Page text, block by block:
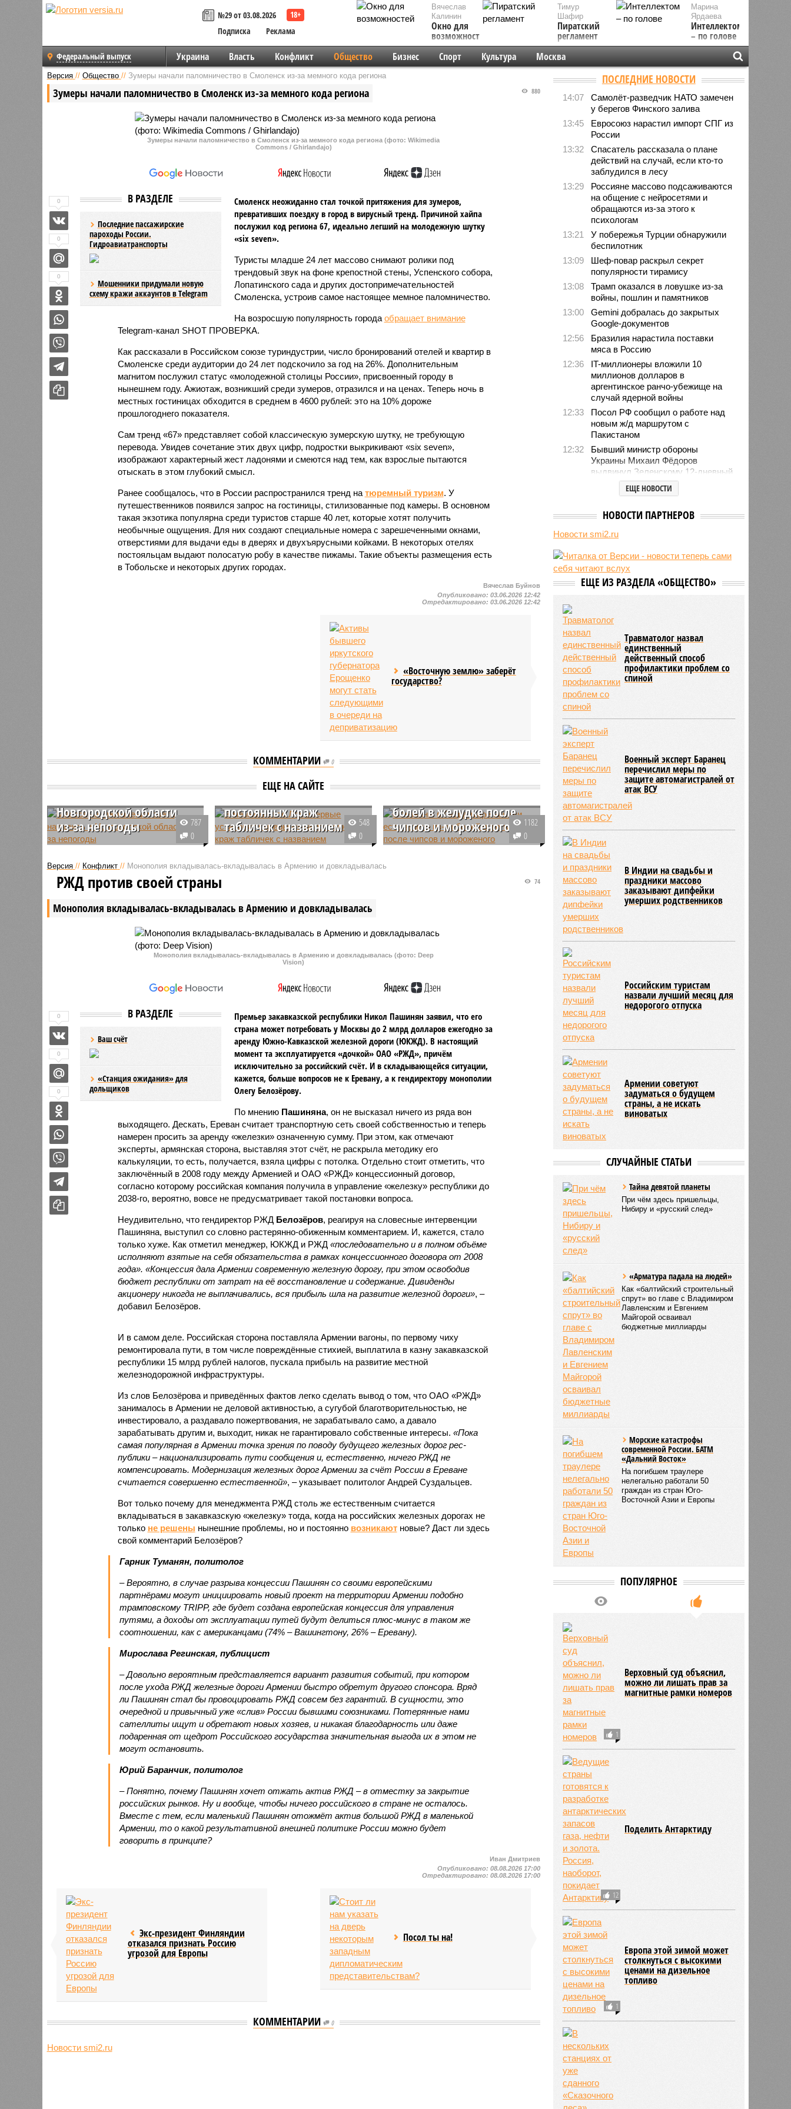
№29 от 03.08.2026
Подписка
Реклама
Вячеслав
Калинин
Окно для
возможностей
Марина
Ярдаева
Интеллектом
– по голове
Тимур
Шафир
Пиратский
регламент
Федеральный выпуск Украина Власть Конфликт Общество Бизнес Спорт Культура Москва
Версия // Общество // Зумеры начали паломничество в Смоленск из-за мемного кода региона
Зумеры начали паломничество в Смоленск из-за мемного кода региона 880
Зумеры начали паломничество в Смоленск из-за мемного кода региона (фото: Wikimedia
Commons / Ghirlandajo)
В РАЗДЕЛЕ
Последние пассажирские
пароходы России.
Гидроавиатранспорты
Мошенники придумали новую
схему кражи аккаунтов в Telegram
Смоленск неожиданно стал точкой притяжения для зумеров,
превративших поездку в город в вирусный тренд. Причиной хайпа
послужил код региона 67, идеально легший на молодежную шутку
«six seven».
Туристы младше 24 лет массово снимают ролики под
трендовый звук на фоне крепостной стены, Успенского собора,
Лопатинского сада и других достопримечательностей
Смоленска, устроив самое настоящее мемное паломничество.
На возросшую популярность города обращает внимание
Telegram-канал SHOT ПРОВЕРКА.
Как рассказали в Российском союзе туриндустрии, число бронирований отелей и квартир в
Смоленске среди аудитории до 24 лет подскочило за год на 26%. Дополнительным
магнитом послужил статус «молодежной столицы России», присвоенный городу в
нынешнем году. Ажиотаж, возникший среди зумеров, отразился и на ценах. Теперь ночь в
местных гостиницах обходится в среднем в 4600 рублей: это на 10% дороже
прошлогоднего показателя.
Сам тренд «67» представляет собой классическую зумерскую шутку, не требующую
перевода. Увидев сочетание этих двух цифр, подростки выкрикивают «six seven»,
изображают характерный жест ладонями и смеются над тем, как взрослые пытаются
отыскать в этом глубокий смысл.
Ранее сообщалось, что в России распространился тренд на тюремный туризм. У
путешественников появился запрос на гостиницы, стилизованные под камеры. В основном
такая экзотика популярна среди туристов старше 40 лет, которые хотят получить
необычные ощущения. Для них создают специальные номера с зарешеченными окнами,
отверстиями для выдачи еды в дверях и двухъярусными койками. В некоторых отелях
постояльцам выдают полосатую робу в качестве пижамы. Такие объекты размещения есть
в Тобольске и некоторых других городах.
0
0
0
Вячеслав Буйнов
Опубликовано:03.06.2026 12:42
Отредактировано:03.06.2026 12:42
«Восточную землю» заберёт
государство?
КОММЕНТАРИИ 0
ЕЩЕ НА САЙТЕ
Массовые отключения
Новгородской области
из-за непогоды
Непогода накрыла Новгородскую
без электроэнергии из-за
циклона, который пришел в
787
0
В мемном селе Лох
впервые установят
камеры из-за
постоянных краж
табличек с названием
Власти Саратовской области
многолетнему воровству
настоящую мекку для охотников
548
0
Обезьяны в Гибралтаре
болей в желудке после
чипсов и мороженого
В знаменитом природном
начали в массовом порядке
болей в животе, вызванных
1182
0
Версия // Конфликт // Монополия вкладывалась-вкладывалась в Армению и довкладывалась
Монополия вкладывалась-вкладывалась в Армению и довкладывалась
74
РЖД против своей страны
Монополия вкладывалась-вкладывалась в Армению и довкладывалась (фото: Deep
Vision)
В РАЗДЕЛЕ
Ваш счёт
«Станция ожидания» для
дольщиков
Премьер закавказской республики Никол Пашинян заявил, что его
страна может потребовать у Москвы до 2 млрд долларов ежегодно за
аренду Южно-Кавказской железной дороги (ЮКЖД). В настоящий
момент та эксплуатируется «дочкой» ОАО «РЖД», причём
исключительно за российский счёт. И в складывающейся ситуации,
кажется, больше вопросов не к Еревану, а к гендиректору монополии
Олегу Белозёрову.
По мнению Пашиняна, он не высказал ничего из ряда вон
выходящего. Дескать, Ереван считает транспортную сеть своей собственностью и теперь
намерен просить за аренду «железки» означенную сумму. При этом, как отмечают
эксперты, армянская сторона, выставляя этот счёт, не раскрыла методику его
калькуляции, то есть, получается, взяла цифры с потолка. Отдельно стоит отметить, что
заключённый в 2008 году между Арменией и ОАО «РЖД» концессионный договор,
согласно которому российская компания получила в управление «железку» республики до
2038-го, вероятно, вовсе не предусматривает такой постановки вопроса.
Неудивительно, что гендиректор РЖД Белозёров, реагируя на словесные интервенции
Пашиняна, выступил со словно растерянно-обиженным комментарием. И, кажется, стало
только хуже. Как отметил менеджер, ЮКЖД и РЖД «последовательно и в полном объёме
исполняют взятые на себя обязательства в рамках концессионного договора от 2008
года». «Концессия дала Армении современную железную дорогу, при этом освободив
бюджет республики от затрат на её восстановление и содержание. Дивиденды
акционеру никогда не выплачивались, вся прибыль шла на развитие железной дороги», –
добавил Белозёров.
И в самом деле. Российская сторона поставляла Армении вагоны, по первому чиху
ремонтировала пути, в том числе повреждённые стихией, выплатила в казну закавказской
республики 15 млрд рублей налогов, пускала прибыль на развитие местной
железнодорожной инфраструктуры.
Из слов Белозёрова и приведённых фактов легко сделать вывод о том, что ОАО «РЖД»
занималось в Армении не деловой активностью, а сугубой благотворительностью, не
инвестировало, а раздавало пожертвования, не зарабатывало само, а давало
зарабатывать другим и, выходит, никак не гарантировало собственные интересы. «Пока
самая популярная в Армении точка зрения по поводу будущего железных дорог рес­
публики – национализировать пути сообщения и, естественно, ничего РЖД не
компенсировать. Модернизация железных дорог Армении за счёт России в Ереване
считается совершенно естественной», – указывает политолог Андрей Суздальцев.
Вот только почему для менеджмента РЖД столь же естественным считается
вкладываться в закавказскую «железку» тогда, когда на российских железных дорогах не
только не решены нынешние проблемы, но и постоянно возникаютновые? Даст ли здесь
свой комментарий Белозёров?
Гарник Туманян, политолог
– Вероятно, в случае разрыва концессии Пашинян со своими европейскими
партнёрами могут инициировать новый проект на территории Армении подобно
трамповскому TRIPP, где будет создана европейская концессия для управления
путями, а доходы от эксплуатации путей будут делиться плюс-минус в таком же
соотношении, как с американцами (74% – Вашингтону, 26% – Еревану).
Мирослава Регинская, публицист
– Довольно вероятным представляется вариант развития событий, при котором
после ухода РЖД железные дороги Армении быстро обретут другого спонсора. Вряд
ли Пашинян стал бы провоцировать РЖД совсем без гарантий. В сущности, это
очередной и привычный уже «слив» России бывшими союзниками. Потерянные нами
сателлиты ищут и обретают новых хозяев, и никакая благодарность или даже
подаренная от щедрот Российского государства значительная выгода их в этом не
могут остановить.
Юрий Баранчик, политолог
– Понятно, почему Пашинян хочет отжать актив РЖД – в отместку за закрытие
российских рынков. Ну и вообще, чтобы ничего российского в стране не осталось.
Вместе с тем, если маленький Пашинян отожмёт актив большой РЖД в маленькой
Армении, то о какой результативной внешней политике России можно будет
говорить в принципе?
0
0
0
Иван Дмитриев
Опубликовано:08.08.2026 17:00
Отредактировано:08.08.2026 17:00
Экс-президент Финляндии
отказался признать Россию
угрозой для Европы
Посол ты на!
КОММЕНТАРИИ 0
Новости smi2.ru
ПОСЛЕДНИЕ НОВОСТИ
14:07
Самолёт-разведчик НАТО замечен
у берегов Финского залива
13:45
Евросоюз нарастил импорт СПГ из
России
13:32
Спасатель рассказала о плане
действий на случай, если кто-то
заблудился в лесу
13:29
Россияне массово подсаживаются
на общение с нейросетями и
обращаются из-за этого к
психологам
13:21
У побережья Турции обнаружили
беспилотник
13:09
Шеф-повар раскрыл секрет
популярности тирамису
13:08
Трамп оказался в ловушке из-за
войны, пошлин и памятников
13:00
Gemini добралась до закрытых
Google-документов
12:56
Бразилия нарастила поставки
мяса в Россию
12:36
IT-миллионеры вложили 10
миллионов долларов в
аргентинское ранчо-убежище на
случай ядерной войны
12:33
Посол РФ сообщил о работе над
новым ж/д маршрутом с
Пакистаном
12:32
Бывший министр обороны
Украины Михаил Фёдоров
выдвинул Зеленскому 12-дневный
ультиматум
Удары США лишь замедлили
блогер передумал из-за реакции
11:43
Итальянские аграрии забили
тревогу из-за засухи
ЕЩЕ НОВОСТИ
НОВОСТИ ПАРТНЕРОВ
Новости smi2.ru
ЕЩЕ ИЗ РАЗДЕЛА «ОБЩЕСТВО»
Травматолог назвал
единственный
действенный способ
профилактики проблем со
спиной
Военный эксперт Баранец
перечислил меры по
защите автомагистралей от
атак ВСУ
В Индии на свадьбы и
праздники массово
заказывают дипфейки
умерших родственников
Российским туристам
назвали лучший месяц для
недорогого отпуска
Армении советуют
задуматься о будущем
страны, а не искать
виноватых
СЛУЧАЙНЫЕ СТАТЬИ
Тайна девятой планеты
При чём здесь пришельцы,
Нибиру и «русский след»
«Арматура падала на людей»
Как «балтийский строительный
спрут» во главе с Владимиром
Лавленским и Евгением
Майгорой осваивал
бюджетные миллиарды
Морские катастрофы
современной России. БАТМ
«Дальний Восток»
На погибшем траулере
нелегально работали 50
граждан из стран Юго-
Восточной Азии и Европы
ПОПУЛЯРНОЕ
1
Верховный суд объяснил,
можно ли лишать прав за
магнитные рамки номеров
12
Поделить Антарктиду
1
Европа этой зимой может
столкнуться с высокими
ценами на дизельное
топливо